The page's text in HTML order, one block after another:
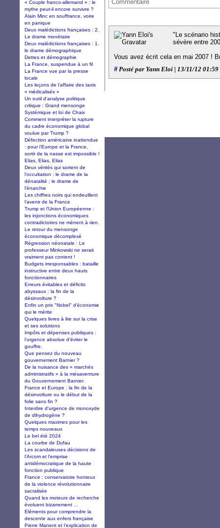
Commentaire
"Le scénario
sévère entre
Vous avez écrit cela en mai 2007 !
#Posté par Yann Eloi | 13/11/12 01:59
« Couple franco-allemand » : le
mythe peut-il encore survivre ?
Alain Minc en souffrance, voire
en panique
Deux malédictions françaises : 2.
Le drame monétaire
Deux malédictions françaises : 1.
le drame démographique
Dettes et démographie
La France, suspendue à un fil
La France vue par la presse
locale
Les leçons de l’affaire des taxis
« médicalisés »
Un outil d'analyse politique
critique : Grand mensonge
Systémique et loi de Chaix
Comment interpréter la rupture
du cadre économique global
voulue par Trump ?
Défection américaine inattendue
: pour l’Europe et la France,
sortir de la nasse est impossible !
Elias, Elias, Elias
Deux vérités qui sortent de
l'occultation : le drame de la
dénatalité ; le drame de
l'énarchie
Les chiffres noirs qui endeuillent
l’avenir de la France
Trump et l’Union Européenne :
les injonctions économiques
contradictoires ne mènent à rien.
Le retour du mensonge
économique décomplexé
Régression néonatale : Le
professeur Minkowski ne serait
vraiment pas content !
Budgets irresponsables : bataille
instructive entre deux hauts
fonctionnaires
Erreurs évitables et déficits
abyssaux : la fin de la
désinvolture ?
Enfin un prix "Nobel" d'économie
qui le mérite
Quelques livres à lire sur la crise
et ses solutions
Impôts et dépenses publiques :
l'urgence absolue d'éviter le
gouffre.
Que pensez du nouveau
gouvernement Barnier ?
De la nuisance des « marchés
administratifs » à la mésaventure
du Gouvernement Barnier.
France et Europe : la fin de la
désinvolture ou le début de la
folie sans fin ?
Interdire d'urgence de monoxyde
de dihydrogène ?
Quelques maximes pour les
temps nouveaux
Le bel été 2024
La courbe de Dufau
Les scandaleuses décisions de
l'Arcom et l'emprise
antidémocratique de la haute
fonction publique
France : conservatoire honteux
de la violence révolutionnaire
sacralisée
Quand les moteurs de recherche
évoluent bizarrement ...
Eléments pour comprendre la
descente aux enfers française
Pierre Manent et l’explication de